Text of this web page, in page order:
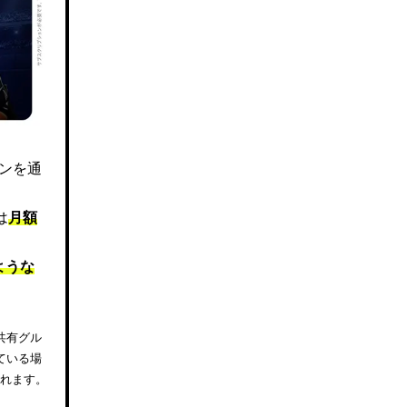
を通
月額
うな
有グル
いる場
ます。